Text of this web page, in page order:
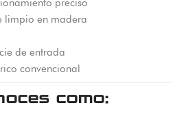
limpio en madera
de entrada
convencional
como: